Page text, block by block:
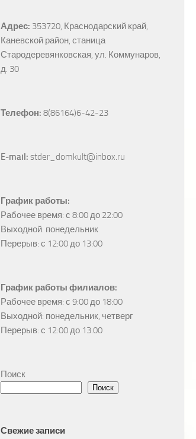
Адрес: 353720, Краснодарский край,
Каневской район, станица
Стародеревянковская, ул. Коммунаров,
д. 30
Телефон: 8(86164)6-42-23
E-mail: stder_domkult@inbox.ru
График работы:
Рабочее время: с 8:00 до 22:00
Выходной: понедельник
Перерыв: с 12:00 до 13:00
График работы филиалов:
Рабочее время: с 9:00 до 18:00
Выходной: понедельник, четверг
Перерыв: с 12:00 до 13:00
Поиск
Поиск
Свежие записи